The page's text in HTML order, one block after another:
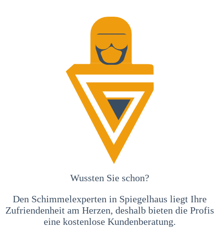
Wussten Sie schon?
Den Schimmelexperten in Spiegelhaus liegt Ihre
Zufriendenheit am Herzen, deshalb bieten die Profis
eine kostenlose Kundenberatung.